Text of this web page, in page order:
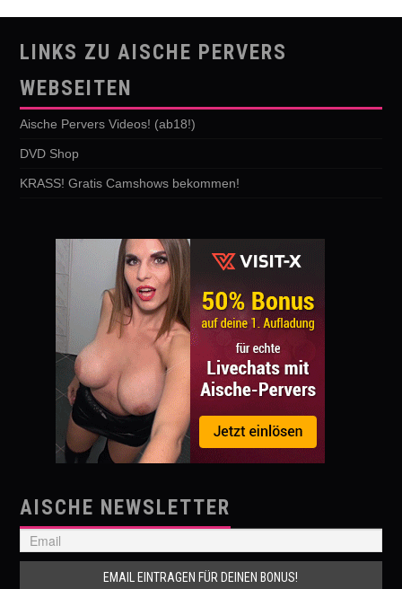
LINKS ZU AISCHE PERVERS
WEBSEITEN
Aische Pervers Videos! (ab18!)
DVD Shop
KRASS! Gratis Camshows bekommen!
AISCHE NEWSLETTER